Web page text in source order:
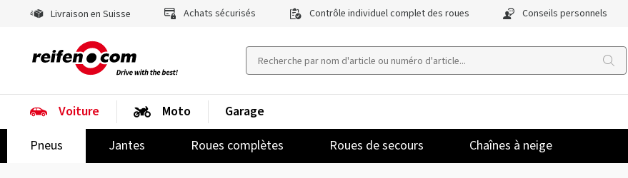
Livraison en Suisse Achats sécurisés Contrôle individuel complet des roues Conseils personnels
Voiture
Pneus
Jantes Roues complètes Roues de secours Chaînes à neige
Moto Garage